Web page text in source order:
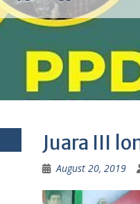
Juara III